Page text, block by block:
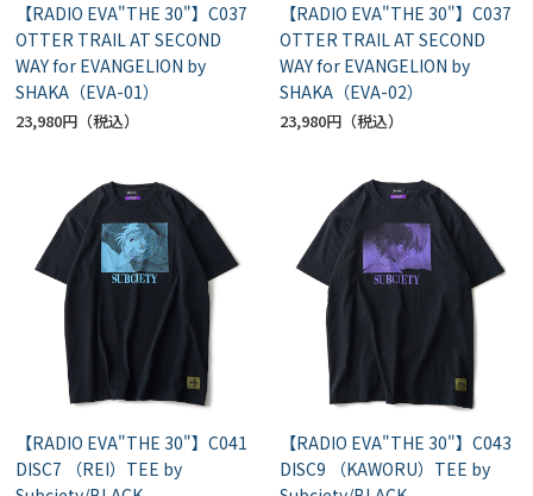
【RADIO EVA"THE 30"】C037
OTTER TRAIL AT SECOND
WAY for EVANGELION by
SHAKA（EVA-01）
23,980円
【RADIO EVA"THE 30"】C037
OTTER TRAIL AT SECOND
WAY for EVANGELION by
SHAKA（EVA-02）
23,980円
【RADIO EVA"THE 30"】C041
DISC7 （REI）TEE by
【RADIO EVA"THE 30"】C043
DISC9 （KAWORU）TEE by